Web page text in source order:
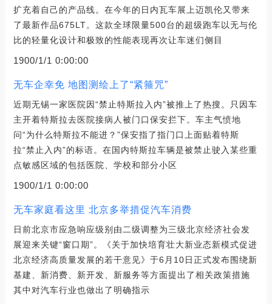
扩充着自己的产品线。在今年的日内瓦车展上迈凯伦又带来
了最新作品675LT。这款全球限量500台的超级跑车以无与伦
比的轻量化设计和极致的性能表现再次让车迷们侧目
1900/1/1 0:00:00
无车企幸免 地图测绘上了“紧箍咒”
近期无锡一家医院因“禁止特斯拉入内”被推上了热搜。只因车
主开着特斯拉去医院接病人被门口保安拦下。车主气愤地
问“为什么特斯拉不能进？”保安指了指门口上面贴着特斯
拉“禁止入内”的标语。在国内特斯拉车辆是被禁止驶入某些重
点敏感区域的包括医院、学校和部分小区
1900/1/1 0:00:00
无车家庭看这里 北京多举措促汽车消费
日前北京市应急响应级别由二级调整为三级北京经济社会发
展迎来关键“窗口期”。《关于加快培育壮大新业态新模式促进
北京经济高质量发展的若干意见》于6月10日正式发布围绕新
基建、新消费、新开发、新服务等方面提出了相关政策措施
其中对汽车行业也做出了明确指示